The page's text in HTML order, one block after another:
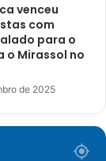
venceu
com
para o
o Mirassol no
de 2025